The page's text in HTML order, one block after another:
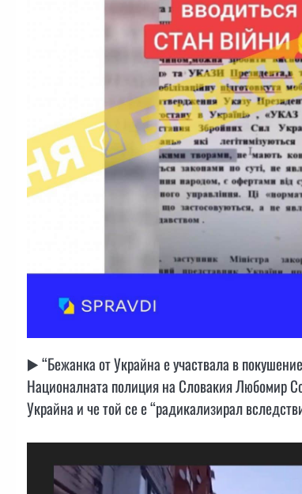
▶️ “Бежанка от Украйна е участвала в
Националната полиция на Словакия Любомир
Украйна и че той се е “радикализирал